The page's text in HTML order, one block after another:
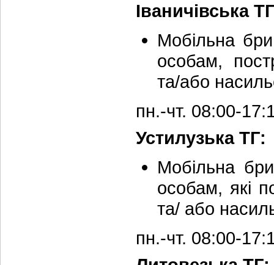
Іваничівська
Мобільна
особам,
та/або
пн.-чт. 08:00-
Устилузька ТГ:
Мобільна
особам, які
та/ або
пн.-чт. 08:00-